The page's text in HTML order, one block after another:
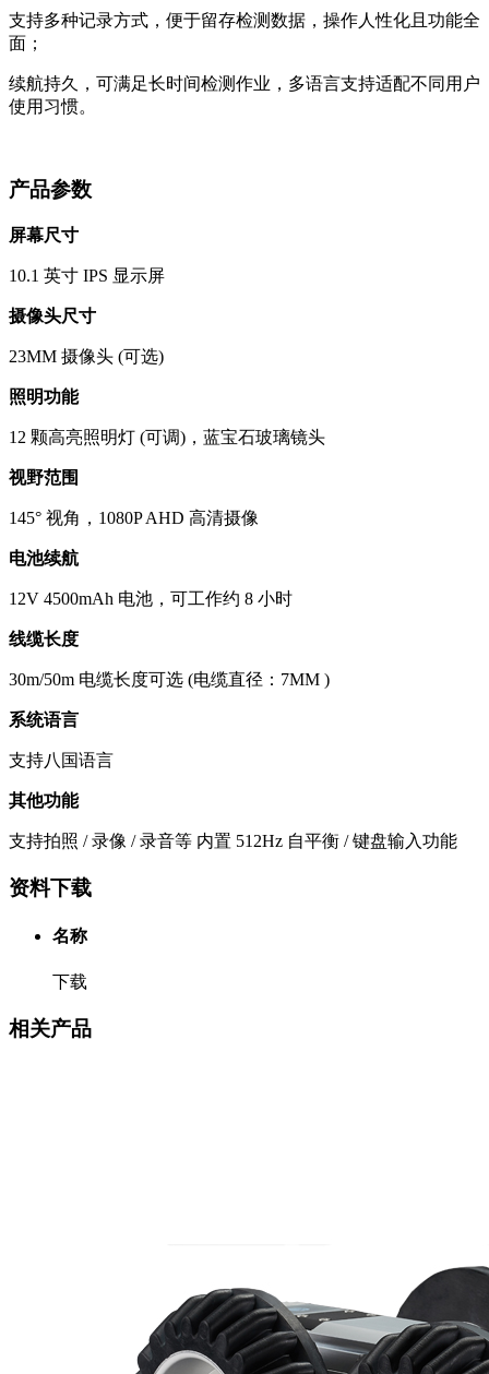
支持多种记录方式，便于留存检测数据，操作人性化且功能全
面；
续航持久，可满足长时间检测作业，多语言支持适配不同用户
使用习惯。
产品参数
屏幕尺寸
10.1 英寸 IPS 显示屏
摄像头尺寸
23MM 摄像头 (可选)
照明功能
12 颗高亮照明灯 (可调)，蓝宝石玻璃镜头
视野范围
145° 视角，1080P AHD 高清摄像
电池续航
12V 4500mAh 电池，可工作约 8 小时
线缆长度
30m/50m 电缆长度可选 (电缆直径：7MM )
系统语言
支持八国语言
其他功能
支持拍照 / 录像 / 录音等 内置 512Hz 自平衡 / 键盘输入功能
资料下载
名称
下载
相关产品